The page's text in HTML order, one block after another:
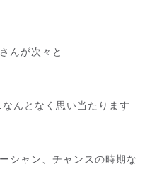
んが次々と
んとなく思い当たります
シャン、チャンスの時期な